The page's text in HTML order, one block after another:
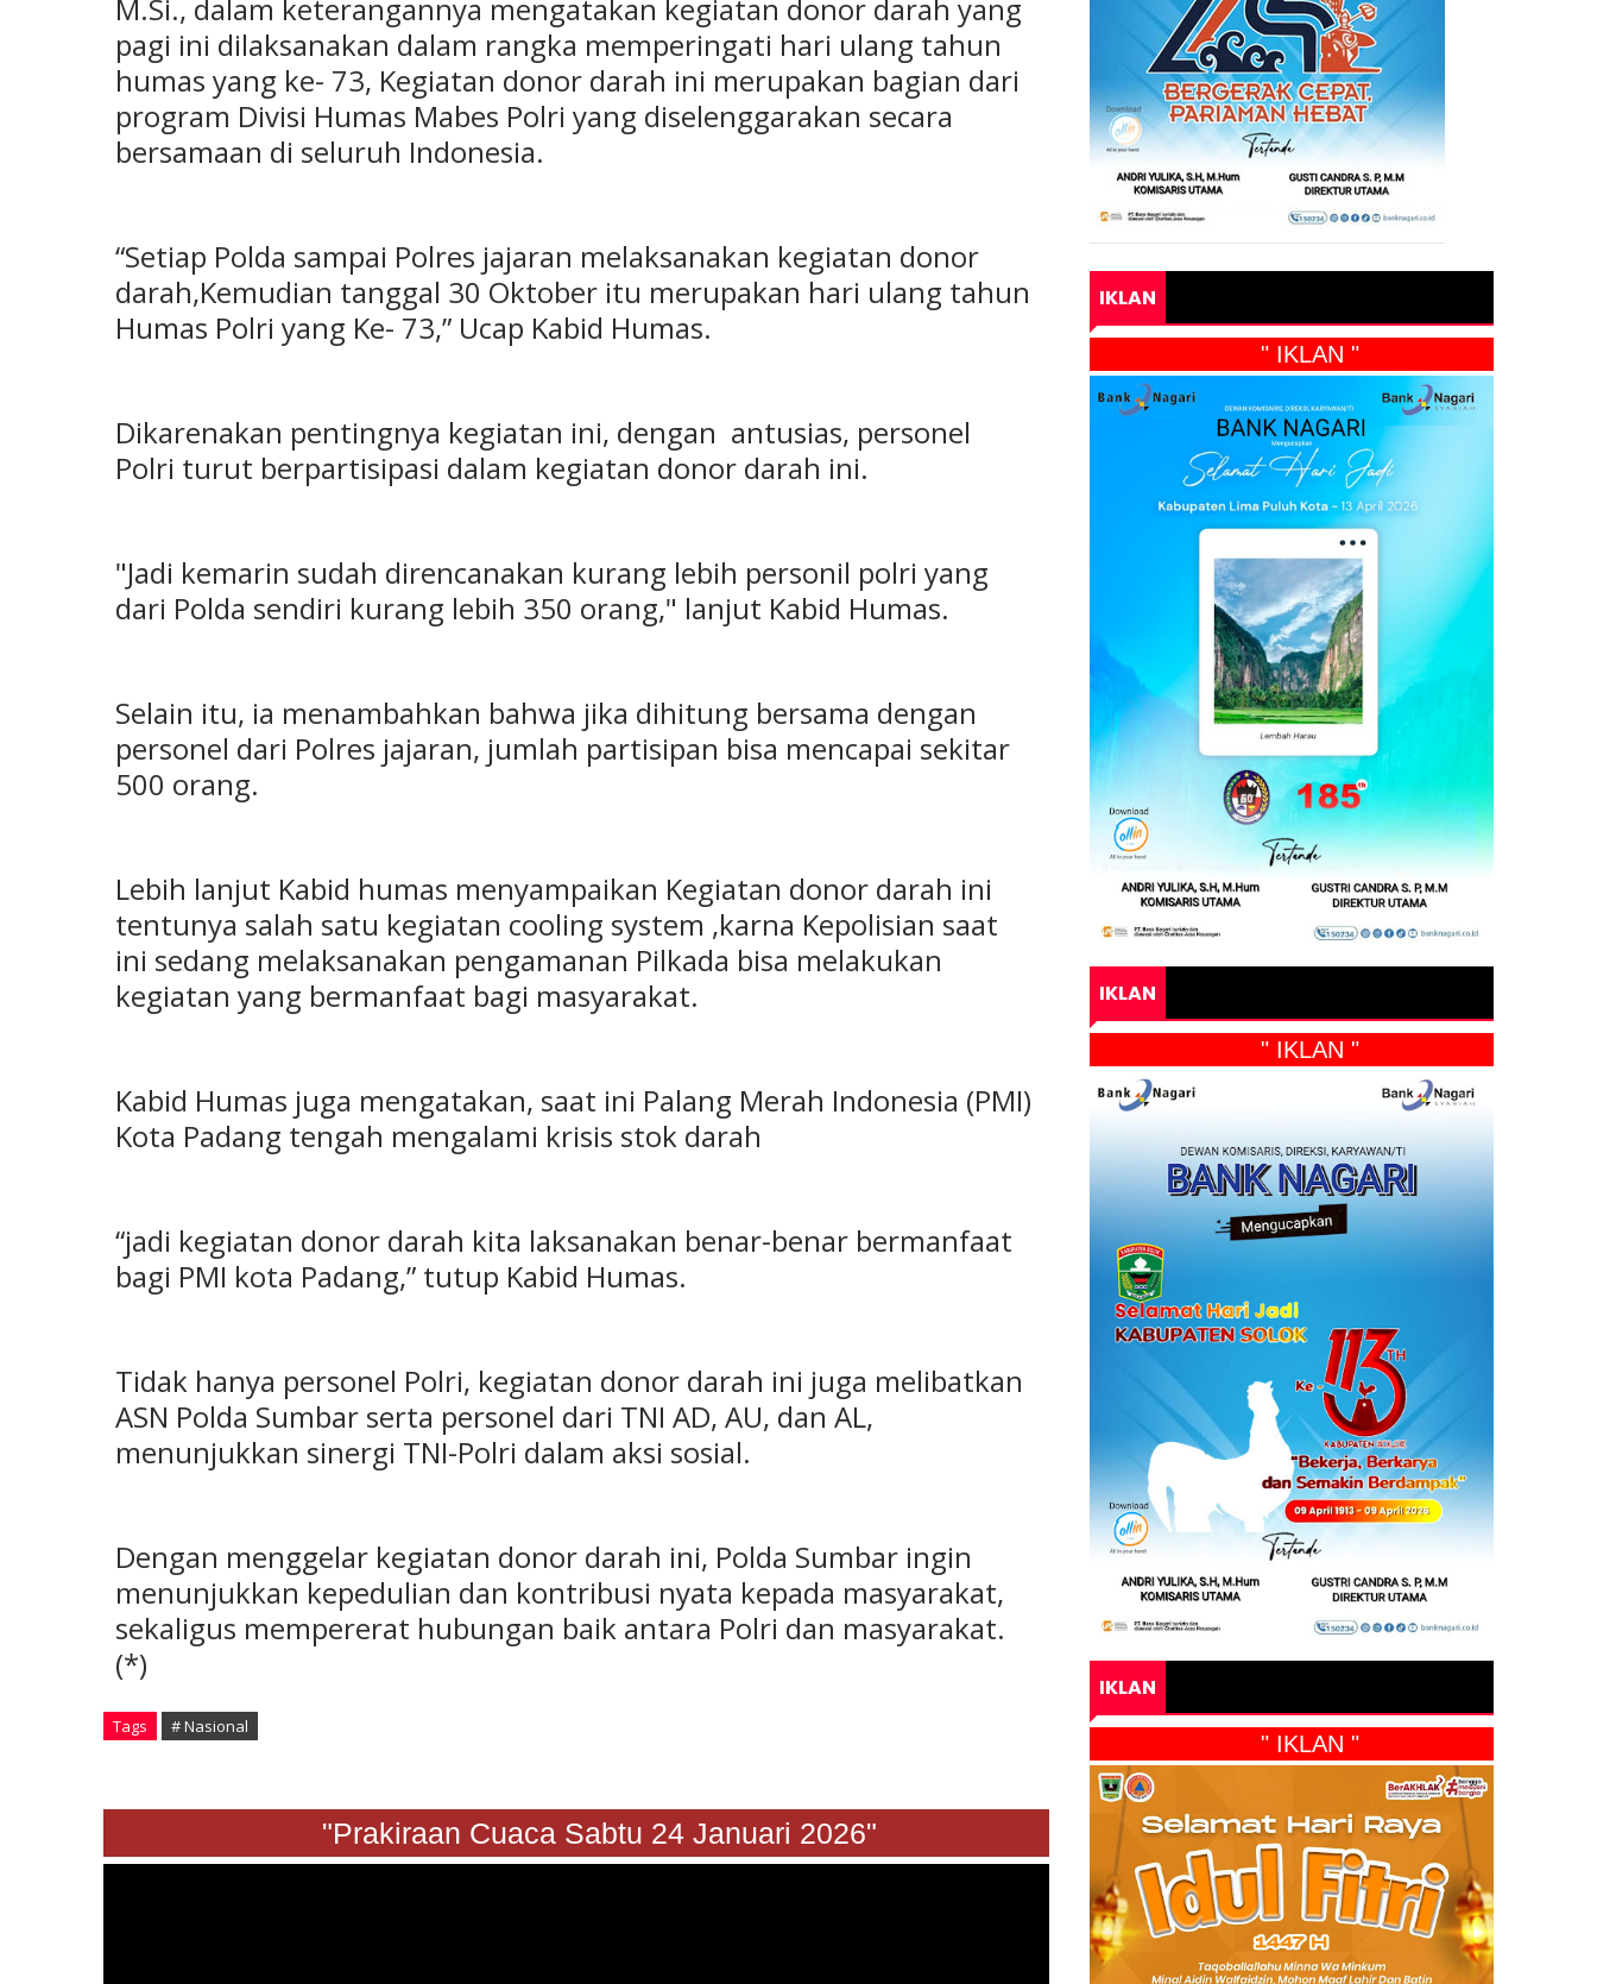
M.Si., dalam keterangannya mengatakan kegiatan donor darah yang
pagi ini dilaksanakan dalam rangka memperingati hari ulang tahun
humas yang ke- 73, Kegiatan donor darah ini merupakan bagian dari
program Divisi Humas Mabes Polri yang diselenggarakan secara
bersamaan di seluruh Indonesia.
“Setiap Polda sampai Polres jajaran melaksanakan kegiatan donor
darah,Kemudian tanggal 30 Oktober itu merupakan hari ulang tahun
Humas Polri yang Ke- 73,” Ucap Kabid Humas.
Dikarenakan pentingnya kegiatan ini, dengan antusias, personel
Polri turut berpartisipasi dalam kegiatan donor darah ini.
"Jadi kemarin sudah direncanakan kurang lebih personil polri yang
dari Polda sendiri kurang lebih 350 orang," lanjut Kabid Humas.
Selain itu, ia menambahkan bahwa jika dihitung bersama dengan
personel dari Polres jajaran, jumlah partisipan bisa mencapai sekitar
500 orang.
Lebih lanjut Kabid humas menyampaikan Kegiatan donor darah ini
tentunya salah satu kegiatan cooling system ,karna Kepolisian saat
ini sedang melaksanakan pengamanan Pilkada bisa melakukan
kegiatan yang bermanfaat bagi masyarakat.
Kabid Humas juga mengatakan, saat ini Palang Merah Indonesia (PMI)
Kota Padang tengah mengalami krisis stok darah
“jadi kegiatan donor darah kita laksanakan benar-benar bermanfaat
bagi PMI kota Padang,” tutup Kabid Humas.
Tidak hanya personel Polri, kegiatan donor darah ini juga melibatkan
ASN Polda Sumbar serta personel dari TNI AD, AU, dan AL,
menunjukkan sinergi TNI-Polri dalam aksi sosial.
Dengan menggelar kegiatan donor darah ini, Polda Sumbar ingin
menunjukkan kepedulian dan kontribusi nyata kepada masyarakat,
sekaligus mempererat hubungan baik antara Polri dan masyarakat.
(*)
Tags # Nasional
"Prakiraan Cuaca Sabtu 24 Januari 2026"
IKLAN
" IKLAN "
IKLAN
" IKLAN "
IKLAN
" IKLAN "